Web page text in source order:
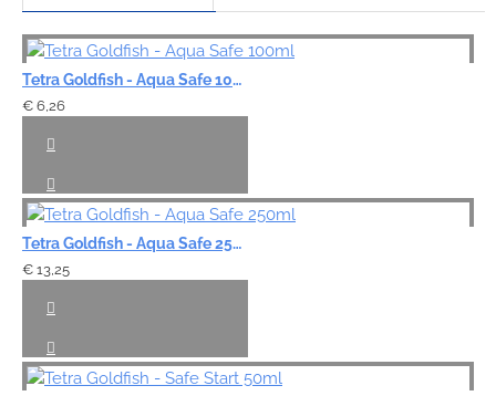
Tetra Goldfish - Aqua Safe 100ml
€ 6,26
Tetra Goldfish - Aqua Safe 250ml
€ 13,25